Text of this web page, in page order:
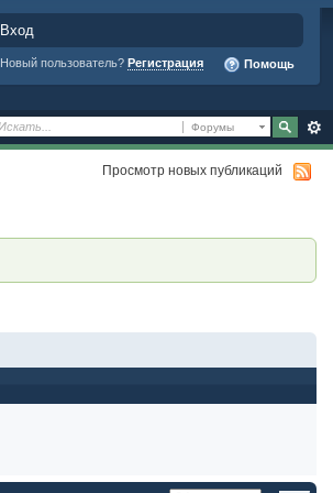
Вход
Новый пользователь? Регистрация Помощь
Форумы
Просмотр новых публикаций